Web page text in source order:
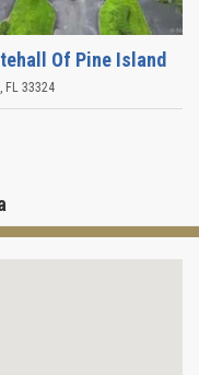
Of Pine Island
, FL 33324